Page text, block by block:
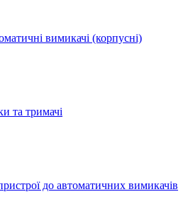
вимикачі (корпусні)
та тримачі
до автоматичних вимикачів